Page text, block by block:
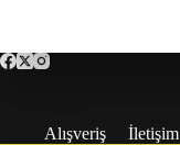
Alışveriş İletişim